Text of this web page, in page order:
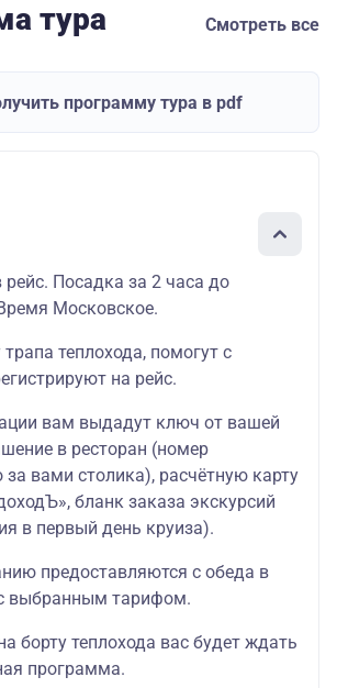
тура Смотреть все
программу тура в pdf
рейс. Посадка за 2 часа до
Московское.
трапа теплохода, помогут с
на рейс.
вам выдадут ключ от вашей
в ресторан (номер
за вами столика), расчётную карту
бланк заказа экскурсий
в первый день круиза).
предоставляются с обеда в
выбранным тарифом.
борту теплохода вас будет ждать
программа.